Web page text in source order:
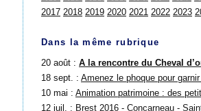
2017 2018 2019 2020 2021 2022 2023
Dans la même rubrique
20 août : A la rencontre du Cheval
18 sept. : Amenez le phoque pour
10 mai : Animation patrimoine : des
12 juil. : Brest 2016 - Concarneau -